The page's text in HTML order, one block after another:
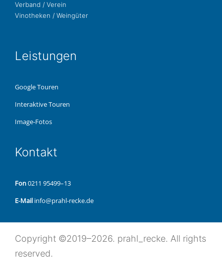
Ver­band / Verein
Vino­the­ken / Weingüter
Leis­tun­gen
Google Touren
Inter­ak­ti­ve Touren
Image-Fotos
Kon­takt
Fon0211 95499–13
E‑Mail info@prahl-recke.de
Copy­right ©2019–2026. prahl_recke. All rights
reserved.